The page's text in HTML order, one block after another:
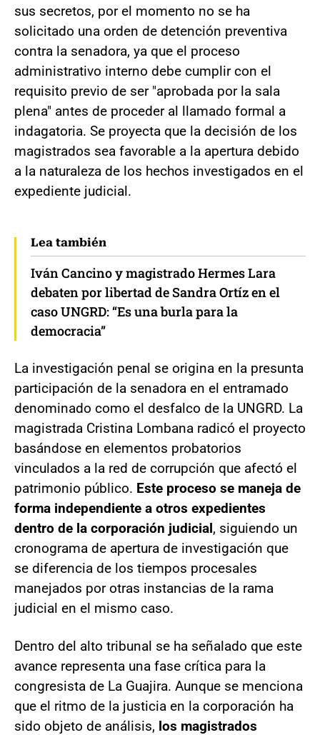
sus secretos, por el momento no se ha
solicitado una orden de detención preventiva
contra la senadora, ya que el proceso
administrativo interno debe cumplir con el
requisito previo de ser "aprobada por la sala
plena" antes de proceder al llamado formal a
indagatoria. Se proyecta que la decisión de los
magistrados sea favorable a la apertura debido
a la naturaleza de los hechos investigados en el
expediente judicial.
Lea también
Iván Cancino y magistrado Hermes Lara
debaten por libertad de Sandra Ortíz en el
caso UNGRD: “Es una burla para la
democracia”
La investigación penal se origina en la presunta
participación de la senadora en el entramado
denominado como el desfalco de la UNGRD. La
magistrada Cristina Lombana radicó el proyecto
basándose en elementos probatorios
vinculados a la red de corrupción que afectó el
patrimonio público. Este proceso se maneja de
forma independiente a otros expedientes
dentro de la corporación judicial, siguiendo un
cronograma de apertura de investigación que
se diferencia de los tiempos procesales
manejados por otras instancias de la rama
judicial en el mismo caso.
Dentro del alto tribunal se ha señalado que este
avance representa una fase crítica para la
congresista de La Guajira. Aunque se menciona
que el ritmo de la justicia en la corporación ha
sido objeto de análisis, los magistrados